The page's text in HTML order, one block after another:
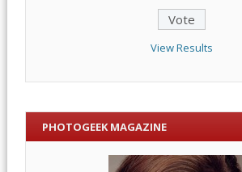
View Results
PHOTOGEEK MAGAZINE